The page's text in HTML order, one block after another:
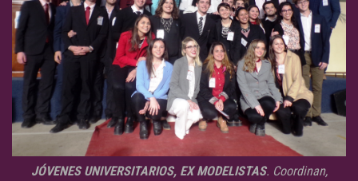
JÓVENES UNIVERSITARIOS, EX MODELISTAS. Coordinan,